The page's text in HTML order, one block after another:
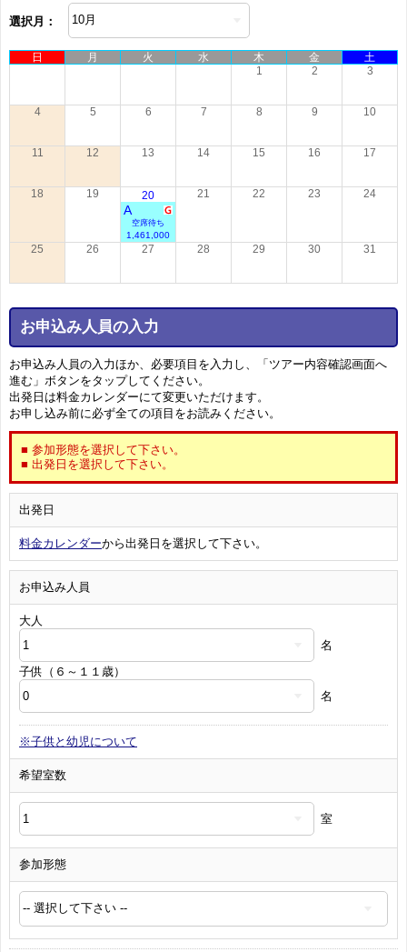
選択月：
日 月 火 水 木 金
土
1
2 3
4 5 6 7 8 9 10
11 12 13 14 15 16 17
18 19 20
空席待ち
A
1,461,000
21 22 23 24
25 26 27 28 29 30 31
お申込み人員の入力
お申込み人員の入力ほか、必要項目を入力し、「ツアー内容確認画面へ
進む」ボタンをタップしてください。
出発日は料金カレンダーにて変更いただけます。
お申し込み前に必ず全ての項目をお読みください。
■ 参加形態を選択して下さい。
■ 出発日を選択して下さい。
出発日
料金カレンダーから出発日を選択して下さい。
お申込み人員
大人
名
子供（６～１１歳）
名
※子供と幼児について
希望室数
室
参加形態